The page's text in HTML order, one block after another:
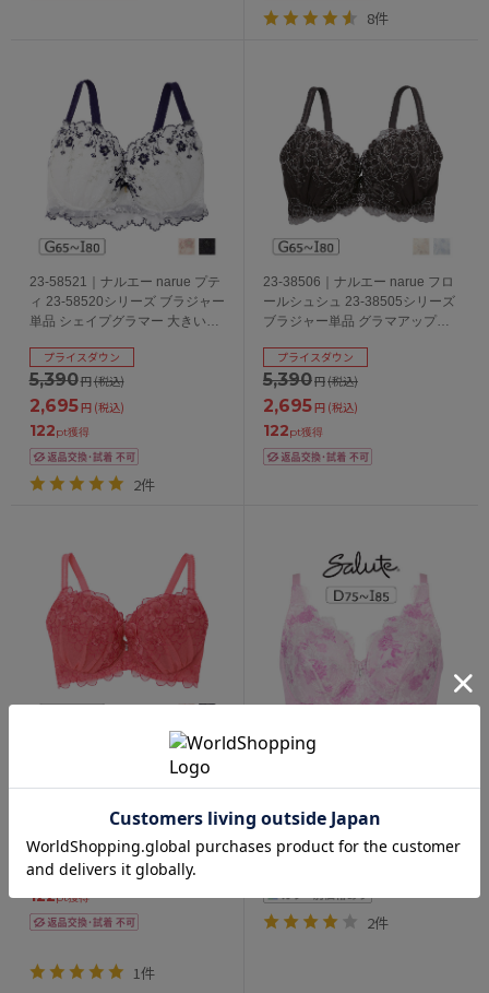
8件
23-58521｜ナルエー narue プテ
ィ 23-58520シリーズ ブラジャー
単品 シェイプグラマー 大きいサ
65/70/75/80cm
5,390円(税込)
プライスダウン
2,695円 (税込)
122pt獲得
2件
23-38506｜ナルエー narue フロ
ールシュシュ 23-38505シリーズ
ブラジャー単品 グラマアップ
65/70/75/80cm
5,390円(税込)
プライスダウン
2,695円 (税込)
122pt獲得
23-38521｜ナルエー narue ルチ
ア 23-38520シリーズ ブラジャー
単品 グラマアップ GHIカップ ア
5,390 円(税込)
プライスダウン
2,695円(税込)
122pt獲得
1件
BTJ300｜ワコール サルート 00
ルカップ DEFGHIカップ アンダ
8,800円 (税込)
400pt獲得
2件